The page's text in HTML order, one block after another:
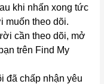
khi nhấn xong tức
muốn theo dõi.
cần theo dõi, mở
trên Find My
đã chấp nhận yêu